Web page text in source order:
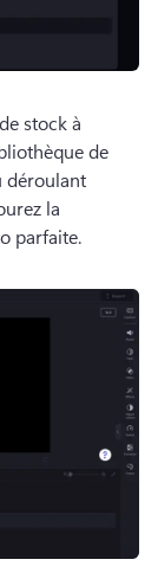
stock à
de
déroulant
la
parfaite.